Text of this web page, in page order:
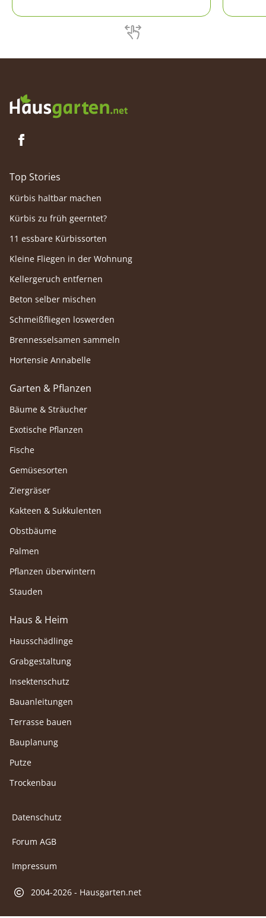
Ansprüchen optimal kombinieren. Moderne
Textilscreens vereinen harmonische
Sichtschutz in Wohnräumen. Diese
architektonische Bedingungen und
persönliche […]
Top Stories
Kürbis haltbar machen
Kürbis zu früh geerntet?
11 essbare Kürbissorten
Kleine Fliegen in der Wohnung
Kellergeruch entfernen
Beton selber mischen
Schmeißfliegen loswerden
Brennesselsamen sammeln
Hortensie Annabelle
Garten & Pflanzen
Bäume & Sträucher
Exotische Pflanzen
Fische
Gemüsesorten
Ziergräser
Kakteen & Sukkulenten
Obstbäume
Palmen
Pflanzen überwintern
Stauden
Haus & Heim
Hausschädlinge
Grabgestaltung
Insektenschutz
Bauanleitungen
Terrasse bauen
Bauplanung
Putze
Trockenbau
Datenschutz
Forum AGB
Impressum
2004-2026 - Hausgarten.net